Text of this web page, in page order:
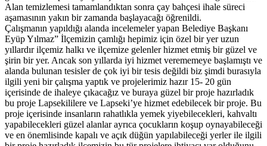
Alan temizlemesi tamamlandıktan sonra çay bahçesi ihale süreci
aşamasının yakın bir zamanda başlayacağı öğrenildi.
Çalışmanın yapıldığı alanda incelemeler yapan Belediye Başkanı
Eyüp Yılmaz” İlçemizin çamlığı hepimiz için özel bir yer uzun
yıllardır ilçemiz halkı ve ilçemize gelenler hizmet etmiş bir güzel ve
şirin bir yer. Ancak son yıllarda iyi hizmet verememeye başlamıştı ve
alanda bulunan tesisler de çok iyi bir tesis değildi biz şimdi burasıyla
ilgili yeni bir çalışma yaptık ve projelerimiz hazır 15- 20 gün
içerisinde de ihaleye çıkacağız ve buraya güzel bir proje hazırladık
bu proje Lapsekililere ve Lapseki’ye hizmet edebilecek bir proje. Bu
proje içerisinde insanların rahatlıkla yemek yiyebilecekleri, kahvaltı
yapabilecekleri güzel alanlar ayrıca çocukların koşup oynayabileceği
ve en önemlisinde kapalı ve açık düğün yapılabileceği yerler ile ilgili